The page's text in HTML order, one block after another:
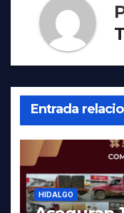
Entrada
HIDALGO